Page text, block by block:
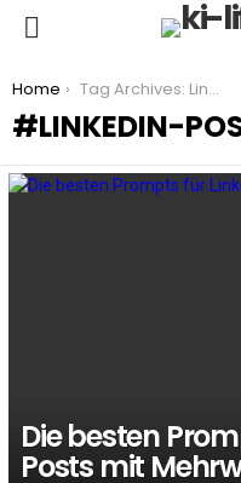
You are here:
Home Tag Archives: LinkedIn-Post Ideen
LINKEDIN-
Die besten
Posts mit